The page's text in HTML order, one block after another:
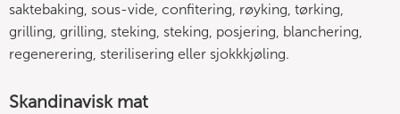
saktebaking, sous-vide, confitering, røyking, tørking,
grilling, grilling, steking, steking, posjering, blanchering,
regenerering, sterilisering eller sjokkkjøling.
Skandinavisk mat